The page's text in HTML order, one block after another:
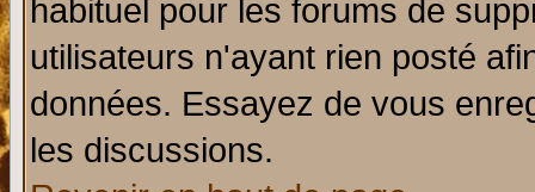
habituel pour les forums de
utilisateurs n'ayant rien posté
données. Essayez de vous
les discussions.